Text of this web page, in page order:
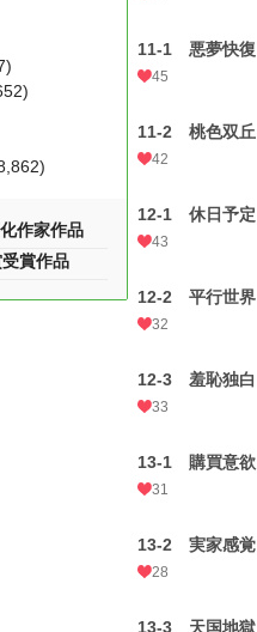
11-1 悪夢快復
45
11-2 桃色双丘
42
12-1 休日予定
43
12-2 平行世界
32
12-3 羞恥独白
33
13-1 購買意欲
31
13-2 実家感覚
28
13-3 天国地獄
作家作品
賞作品